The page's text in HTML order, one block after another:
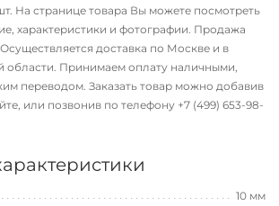
На странице товара Вы можете посмотреть
характеристики и фотографии. Продажа
доставка по Москве и в
области. Принимаем оплату наличными,
переводом. Заказать товар можно добавив
или позвонив по телефону +7 (499) 653-98-
10 мм